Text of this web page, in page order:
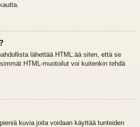
lähettää HTML:ää siten, että se
HTML-muotoilut voi kuitenkin tehdä
kuvia joita voidaan käyttää tunteiden